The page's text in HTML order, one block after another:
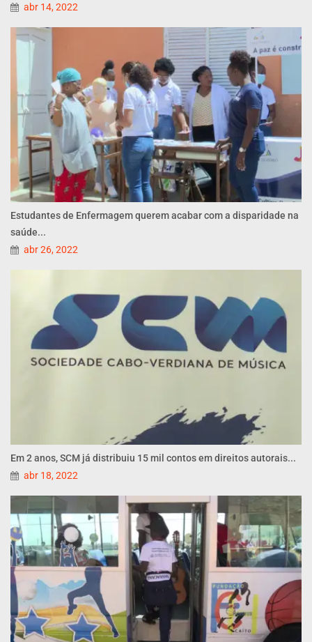
abr 14, 2022
Estudantes de Enfermagem querem acabar com a disparidade na
saúde...
abr 26, 2022
Em 2 anos, SCM já distribuiu 15 mil contos em direitos autorais...
abr 18, 2022